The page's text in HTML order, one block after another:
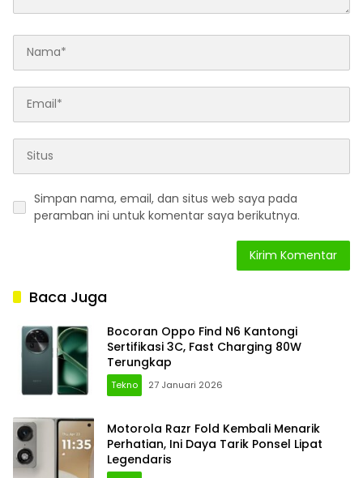
Simpan nama, email, dan situs web saya pada
peramban ini untuk komentar saya berikutnya.
Baca Juga
Bocoran Oppo Find N6 Kantongi
Sertifikasi 3C, Fast Charging 80W
Terungkap
Tekno 27 Januari 2026
Motorola Razr Fold Kembali Menarik
Perhatian, Ini Daya Tarik Ponsel Lipat
Legendaris